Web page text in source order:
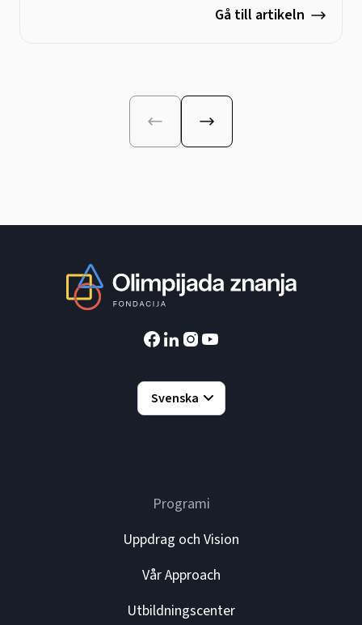
Gå till artikeln
Svenska
Programi
Uppdrag och Vision
Vår Approach
Utbildningscenter